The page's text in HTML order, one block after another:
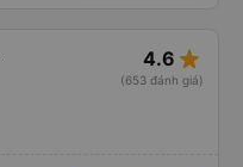
4.6 star_rate
(653 đánh giá)